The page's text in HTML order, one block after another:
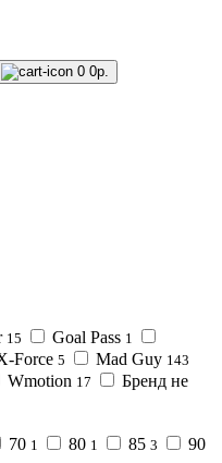
0 0р.
15 Goal Pass 1
Force 5 Mad Guy 143
Wmotion 17
Бренд не
70 1 80 1 85 3 90